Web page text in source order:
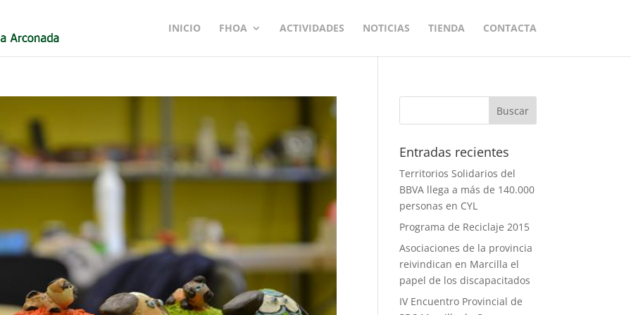
INICIO FHOA ACTIVIDADES NOTICIAS TIENDA CONTACTA
Entradas recientes
Territorios Solidarios del
BBVA llega a más de 140.000
personas en CYL
Programa de Reciclaje 2015
Asociaciones de la provincia
reivindican en Marcilla el
papel de los discapacitados
IV Encuentro Provincial de